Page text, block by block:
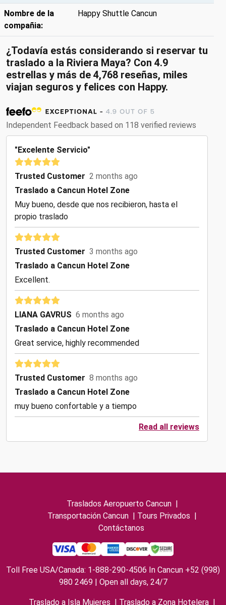
Nombre de la
compañia:
Happy Shuttle Cancun
¿Todavía estás considerando si reservar tu
traslado a la Riviera Maya? Con 4.9
estrellas y más de 4,768 reseñas, miles
viajan seguros y felices con Happy.
Independent Feedback based on 118 verified reviews
"Excelente Servicio"
Trusted Customer 2 months ago
Traslado a Cancun Hotel Zone
Muy bueno, desde que nos recibieron, hasta el
propio traslado
Trusted Customer 3 months ago
Traslado a Cancun Hotel Zone
Excellent.
LIANA GAVRUS 6 months ago
Traslado a Cancun Hotel Zone
Great service, highly recommended
Trusted Customer 8 months ago
Traslado a Cancun Hotel Zone
muy bueno confortable y a tiempo
Read all reviews
Traslados Aeropuerto Cancun |
Transportación Cancun | Tours Privados |
Contáctanos
Toll Free USA/Canada: 1-888-290-4506 In Cancun +52 (998)
980 2469 | Open all days, 24/7
Traslado a Isla Mujeres | Traslado a Zona Hotelera |